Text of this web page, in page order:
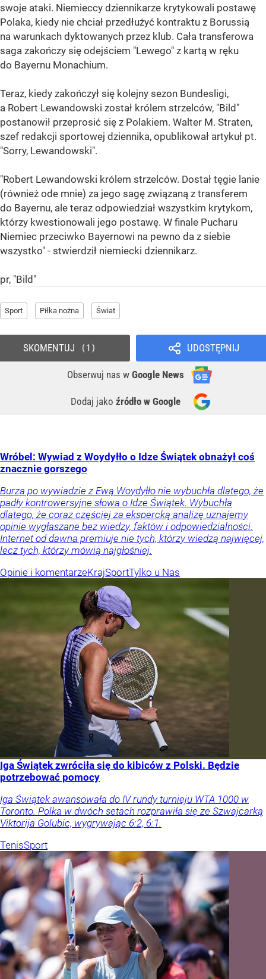
swoje ataki. Niemieccy dziennikarze krytykowali postawę
Polaka, kiedy nie chciał przedłużyć kontraktu z Borussią
na warunkach dyktowanych przez klub. Cała transferowa
saga zakończy się odejściem "Lewego" z kartą w ręku
do Bayernu Monachium.
Teraz, kiedy zakończył się kolejny sezon Bundesligi,
a Robert Lewandowski został królem strzelców, "Bild"
postanowił przeprosić się z Polakiem. Walter M. Straten,
szef redakcji sportowej dziennika, opublikował artykuł pt.
"Sorry, Lewandowski".
"Robert Lewandowski królem strzelców. Dostał tęgie lanie
(również ode mnie) za jego sagę związaną z transferem
do Bayernu, ale teraz odpowiedział wszystkim krytykom,
którzy kwestionowali jego postawę. W finale Pucharu
Niemiec przeciwko Bayernowi na pewno da z siebie
wszystko" - stwierdził niemiecki dziennikarz.
pr, "Bild"
Sport Piłka nożna Świat
UDOSTĘPNIJ
Obserwuj nas w Google News
Dodaj jako źródło w Google
SKOMENTUJ 1
Wróbel: Wywiad z Woydyłło o Idze Świątek obnażył coś
znacznie gorszego
Burza po wywiadzie z Ewą Woydyłło nie wybuchła dlatego, że
padły kontrowersyjne słowa o Idze Świątek. Wybuchła
dlatego, że coraz częściej za ekspercką analizę uznajemy
opinie wygłaszane bez wiedzy, faktów i odpowiedzialności.
Internet od dawna premiuje nie tych, którzy wiedzą najwięcej,
lecz tych, którzy mówią najgłośniej.
Opinie i komentarzeKrajSportTylko u Nas
Iga Świątek zwróciła się do kibiców z Polski. Będzie
potrzebować pomocy
Iga Świątek awansowała do IV rundy turnieju WTA 1000 w
Toronto. Polka w dwóch setach rozprawiła się ze Szwajcarką
Viktorija Golubic, wygrywając 6:2, 6:1.
TenisSport